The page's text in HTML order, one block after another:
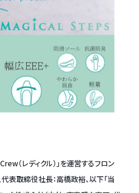
（レディクル）」を運営するフロン
表取締役社長：高橋政裕、以下「当